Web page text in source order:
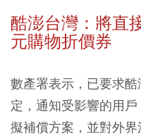
酷澎台灣：將直
元購物折價券
數產署表示，已要求
定，通知受影響的用
擬補償方案，並對外